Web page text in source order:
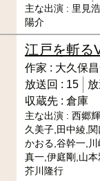
主な出演 : 里見
陽介
江戸を斬る
作家 : 大久保
放送回 : 15
収蔵先 : 倉庫
主な出演 : 西郷
久美子,田中綾,
かおる,谷幹一,
真一,伊庭剛,山
芥川隆行